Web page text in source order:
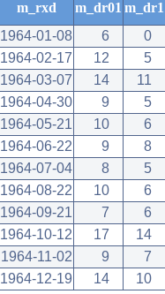
m_rxd m_dr01 m_dr1
1964-01-08 6
0
1964-02-17 12
5
1964-03-07 14
11
1964-04-30 9
5
1964-05-21 10
6
1964-06-22 9
8
1964-07-04 8
5
1964-08-22 10
6
1964-09-21 7
6
1964-10-12 17
14
1964-11-02 9
7
1964-12-19 14 10